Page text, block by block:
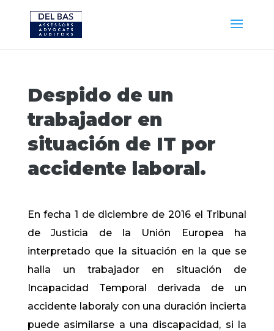
Despido de un
trabajador en
situación de IT por
accidente laboral.
En fecha 1 de diciembre de 2016 el Tribunal
de Justicia de la Unión Europea ha
interpretado que la situación en la que se
halla un trabajador en situación de
Incapacidad Temporal derivada de un
accidente laboraly con una duración incierta
puede asimilarse a una discapacidad, si la